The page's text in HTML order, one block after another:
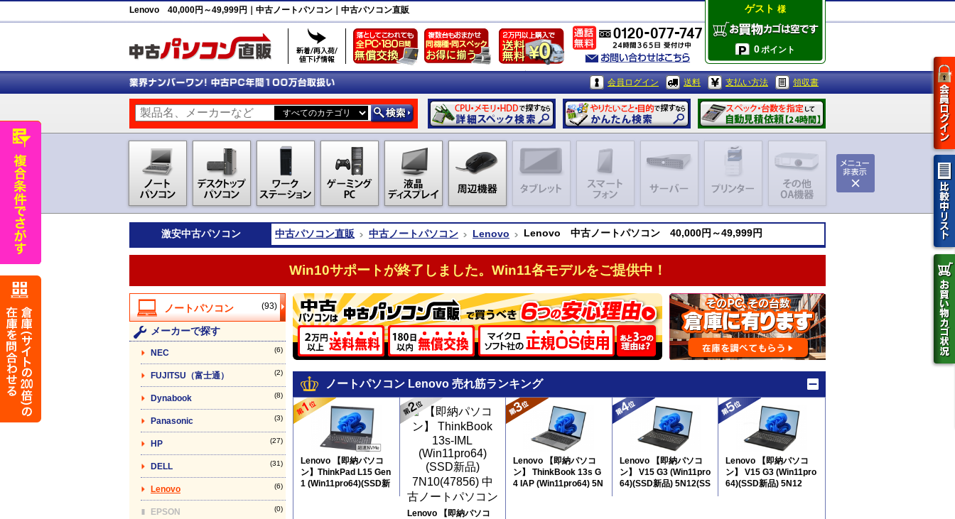
Lenovo 40,000円～49,999円｜中古ノートパソコン｜中古パソコン直販 ゲスト 様
0ポイント
会員ログイン 送料 支払い方法 領収書
激安中古パソコン 中古パソコン直販 中古ノートパソコン Lenovo Lenovo 中古ノートパソコン 40,000円～49,999円
Win10サポートが終了しました。Win11各モデルをご提供中！
(93)
メーカーで探す
NEC (6)
FUJITSU（富士通） (2)
Dynabook (8)
Panasonic (3)
HP (27)
DELL (31)
Lenovo (6)
EPSON (0)
ノートパソコン Lenovo 売れ筋ランキング
Lenovo 【即納パソコ
ン】ThinkPad L15 Gen
1 (Win11pro64)(SSD新
Lenovo 【即納パソコ
Lenovo 【即納パソコ
ン】 ThinkBook 13s G
4 IAP (Win11pro64) 5N
Lenovo 【即納パソコ
ン】 V15 G3 (Win11pro
64)(SSD新品) 5N12(SS
Lenovo 【即納パソコ
ン】 V15 G3 (Win11pro
64)(SSD新品) 5N12